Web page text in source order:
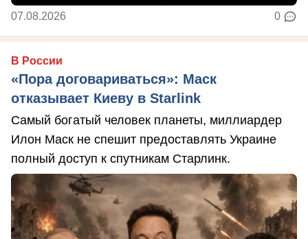
07.08.2026 0
В России
«Пора договариваться»: Маск
отказывает Киеву в Starlink
Самый богатый человек планеты, миллиардер
Илон Маск не спешит предоставлять Украине
полный доступ к спутникам Старлинк.